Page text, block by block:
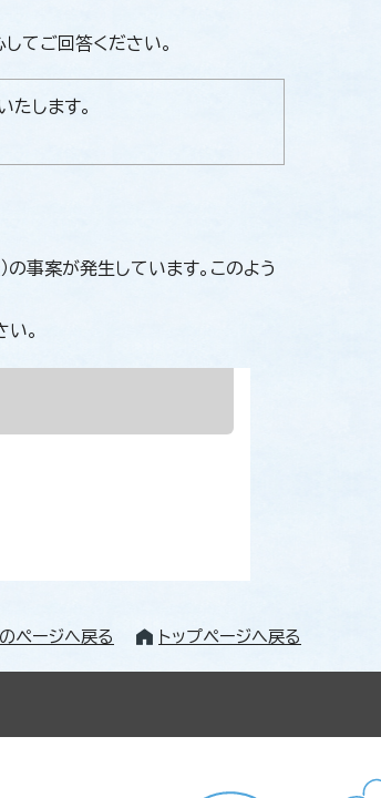
てご回答ください。
します。
事案が発生しています。このよう
。
ページへ戻る トップページへ戻る